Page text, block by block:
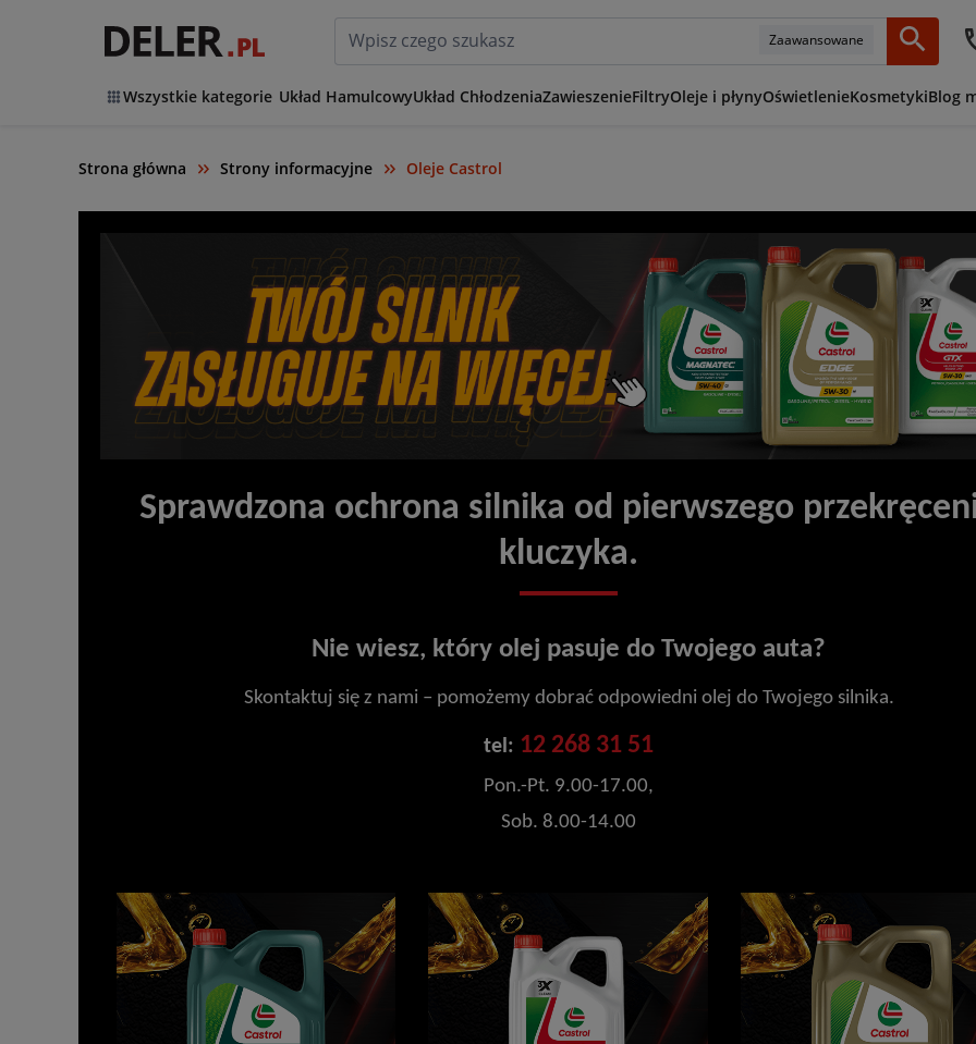
Zaawansowane
Wszystkie kategorie Układ HamulcowyUkład ChłodzeniaZawieszenieFiltryOleje i płynyOświetlenieKosmetykiBlog
Strona główna Strony informacyjne Oleje Castrol
Sprawdzona ochrona silnika od pierwszego
kluczyka.
Nie wiesz, który olej pasuje do Twojego auta?
Skontaktuj się z nami – pomożemy dobrać odpowiedni olej do Twojego silnika.
tel: 12 268 31 51
Pon.-Pt. 9.00-17.00,
Sob. 8.00-14.00